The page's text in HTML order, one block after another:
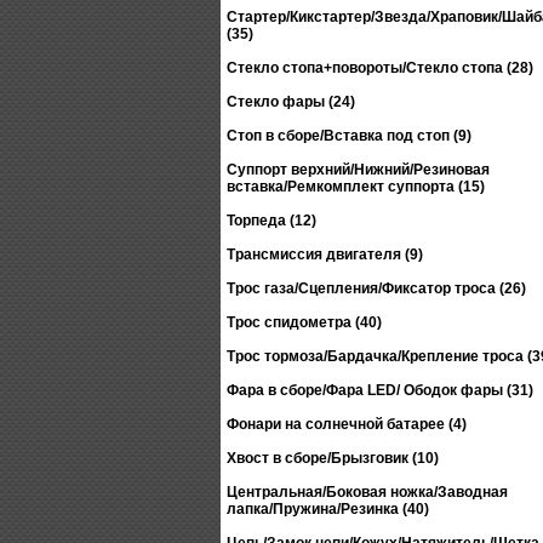
Стартер/Кикстартер/Звезда/Храповик/
(35)
Стекло стопа+повороты/Стекло стопа (28)
Стекло фары (24)
Стоп в сборе/Вставка под стоп (9)
Суппорт верхний/Нижний/Резиновая
вставка/Ремкомплект суппорта (15)
Торпеда (12)
Трансмиссия двигателя (9)
Трос газа/Сцепления/Фиксатор троса (26)
Трос спидометра (40)
Трос тормоза/Бардачка/Крепление троса
Фара в сборе/Фара LED/ Ободок фары (31)
Фонари на солнечной батарее (4)
Хвост в сборе/Брызговик (10)
Центральная/Боковая ножка/Заводная
лапка/Пружина/Резинка (40)